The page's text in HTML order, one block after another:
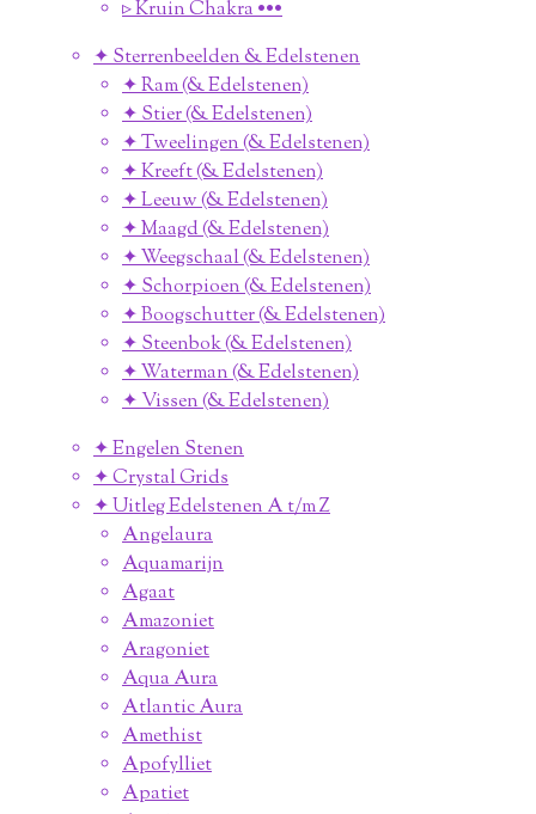
▹ Kruin Chakra •••
✦ Sterrenbeelden & Edelstenen
✦ Ram (& Edelstenen)
✦ Stier (& Edelstenen)
✦ Tweelingen (& Edelstenen)
✦ Kreeft (& Edelstenen)
✦ Leeuw (& Edelstenen)
✦ Maagd (& Edelstenen)
✦ Weegschaal (& Edelstenen)
✦ Schorpioen (& Edelstenen)
✦ Boogschutter (& Edelstenen)
✦ Steenbok (& Edelstenen)
✦ Waterman (& Edelstenen)
✦ Vissen (& Edelstenen)
✦ Engelen Stenen
✦ Crystal Grids
✦ Uitleg Edelstenen A t/m Z
Angelaura
Aquamarijn
Agaat
Amazoniet
Aragoniet
Aqua Aura
Atlantic Aura
Amethist
Apofylliet
Apatiet